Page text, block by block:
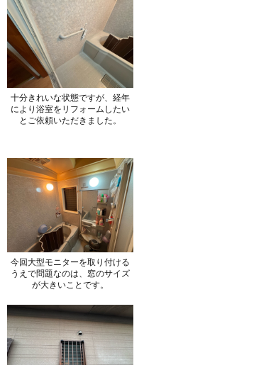
十分きれいな状態ですが、経年
により浴室をリフォームしたい
とご依頼いただきました。
今回大型モニターを取り付ける
うえで問題なのは、窓のサイズ
が大きいことです。